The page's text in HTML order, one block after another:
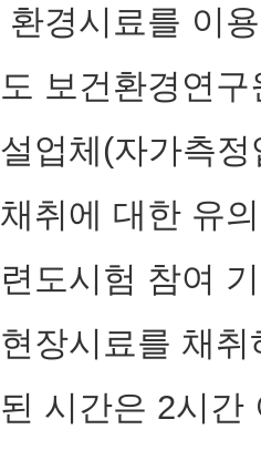
환경시료를 이
도 보건환경연
설업체(자가측
채취에 대한 유
련도시험 참여
현장시료를 채
된 시간은 2시간